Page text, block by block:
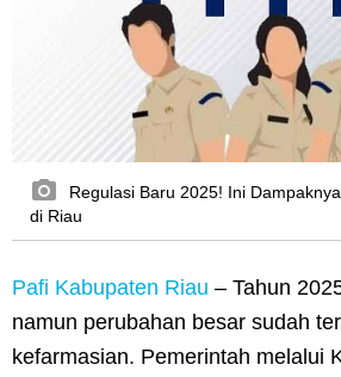
Regulasi Baru 2025! Ini
di Riau
Pafi Kabupaten Riau – Tahun
namun perubahan besar sudah
kefarmasian. Pemerintah melalui